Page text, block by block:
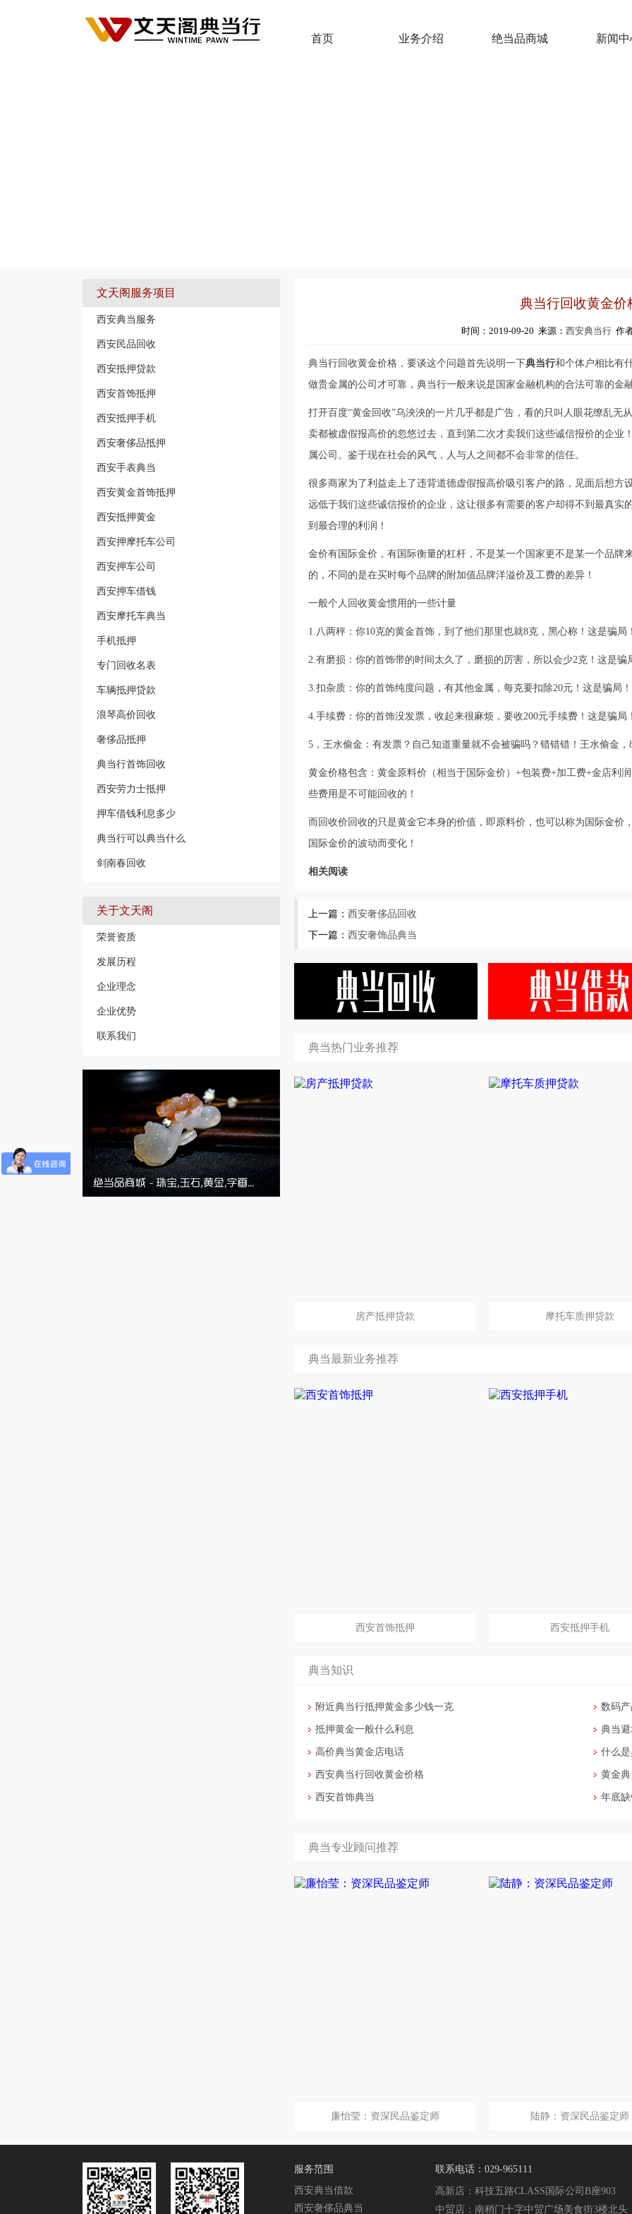
首页 业务介绍 绝当品商城 新闻
文天阁服务项目
西安典当服务
西安民品回收
西安抵押贷款
西安首饰抵押
西安抵押手机
西安奢侈品抵押
西安手表典当
西安黄金首饰抵押
西安抵押黄金
西安押摩托车公司
西安押车公司
西安押车借钱
西安摩托车典当
手机抵押
专门回收名表
车辆抵押贷款
浪琴高价回收
奢侈品抵押
典当行首饰回收
西安劳力士抵押
押车借钱利息多少
典当行可以典当什么
剑南春回收
关于文天阁
荣誉资质
发展历程
企业理念
企业优势
联系我们
典当行回收黄金价
时间：2019-09-20 来源： 西安典当行 作
典当行回收黄金价格，要谈这个问题首先说明一下典当行和个体户相比有
做贵金属的公司才可靠，典当行一般来说是国家金融机构的合法可靠的金
打开百度“黄金回收”乌泱泱的一片几乎都是广告，看的只叫人眼花缭乱无
卖都被虚假报高价的忽悠过去，直到第二次才卖我们这些诚信报价的企业
属公司。鉴于现在社会的风气，人与人之间都不会非常的信任。
很多商家为了利益走上了违背道德虚假报高价吸引客户的路，见面后想方
远低于我们这些诚信报价的企业，这让很多有需要的客户却得不到最真实
到最合理的利润！
金价有国际金价，有国际衡量的杠杆，不是某一个国家更不是某一个品牌
的，不同的是在买时每个品牌的附加值品牌洋溢价及工费的差异！
一般个人回收黄金惯用的一些计量
1.八两秤：你10克的黄金首饰，到了他们那里也就8克，黑心称！这是骗局
2.有磨损：你的首饰带的时间太久了，磨损的厉害，所以会少2克！这是骗
3.扣杂质：你的首饰纯度问题，有其他金属，每克要扣除20元！这是骗局！
4.手续费：你的首饰没发票，收起来很麻烦，要收200元手续费！这是骗局
5，王水偷金：有发票？自己知道重量就不会被骗吗？错错错！王水偷金
黄金价格包含：黄金原料价（相当于国际金价）+包装费+加工费+金店利
些费用是不可能回收的！
而回收价回收的只是黄金它本身的价值，即原料价，也可以称为国际金价
国际金价的波动而变化！
相关阅读
上一篇： 西安奢侈品回收
下一篇： 西安奢饰品典当
典当热门业务推荐
房产抵押贷款 摩托车质押贷款
典当最新业务推荐
西安首饰抵押 西安抵押手机
典当知识
附近典当行抵押黄金多少钱一克
抵押黄金一般什么利息
高价典当黄金店电话
西安典当行回收黄金价格
西安首饰典当
数码
典当
什么
黄金
年底
典当专业顾问推荐
廉怡莹：资深民品鉴定师 陆静：资深民品鉴定师
服务范围
西安典当借款
西安奢侈品典当
联系电话：029-965111
高新店：科技五路CLASS国际公司B座903
中贸店：南稍门十字中贸广场美食街3楼北头